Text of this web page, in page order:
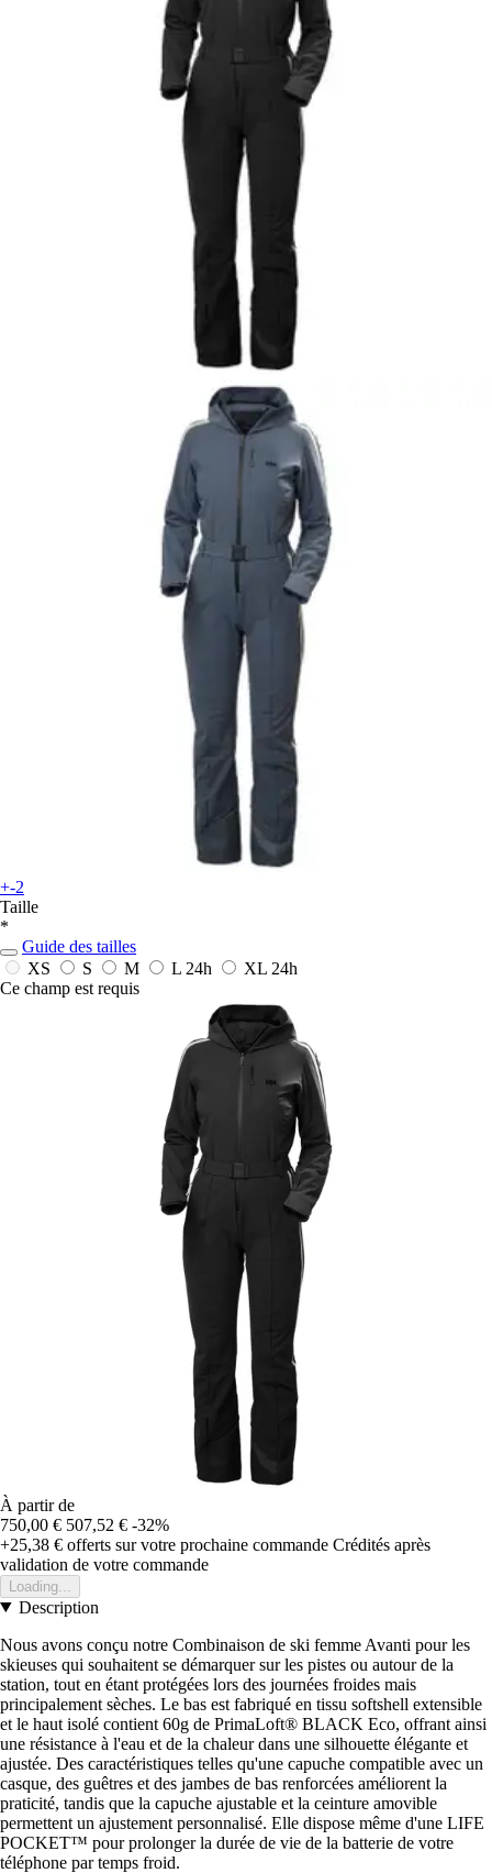
+-2
Taille
*
Guide des tailles
XS
S M L 24h XL 24h
Ce champ est requis
À partir de
750,00 € 507,52 € -32%
+25,38 € offerts sur votre prochaine commande Crédités après
validation de votre commande
Loading...
Description
Nous avons conçu notre Combinaison de ski femme Avanti pour les
skieuses qui souhaitent se démarquer sur les pistes ou autour de la
station, tout en étant protégées lors des journées froides mais
principalement sèches. Le bas est fabriqué en tissu softshell extensible
et le haut isolé contient 60g de PrimaLoft® BLACK Eco, offrant ainsi
une résistance à l'eau et de la chaleur dans une silhouette élégante et
ajustée. Des caractéristiques telles qu'une capuche compatible avec un
casque, des guêtres et des jambes de bas renforcées améliorent la
praticité, tandis que la capuche ajustable et la ceinture amovible
permettent un ajustement personnalisé. Elle dispose même d'une LIFE
POCKET™ pour prolonger la durée de vie de la batterie de votre
téléphone par temps froid.